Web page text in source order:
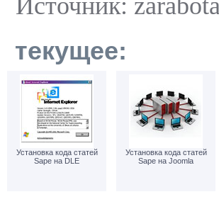
текущее:
Установка кода статей
Sape на DLE
Установка кода статей
Sape на Joomla